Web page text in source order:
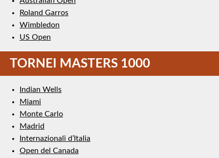
Roland Garros
Wimbledon
US Open
TORNEI MASTERS 1000
Indian Wells
Miami
Monte Carlo
Madrid
Internazionali d’Italia
Open del Canada